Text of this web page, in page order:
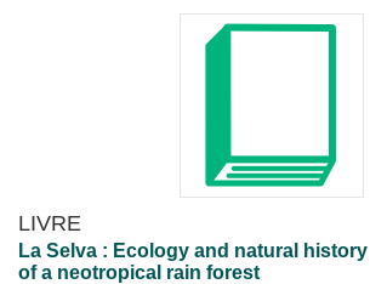
LIVRE
La Selva : Ecology and natural history
of a neotropical rain forest